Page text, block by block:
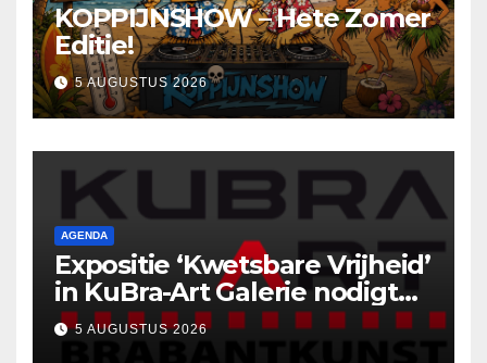
KOPPIJNSHOW – Hete Zomer
Editie!
5 AUGUSTUS 2026
AGENDA
Expositie ‘Kwetsbare Vrijheid’
in KuBra-Art Galerie nodigt
uit tot ontmoeting en
reflectie
5 AUGUSTUS 2026